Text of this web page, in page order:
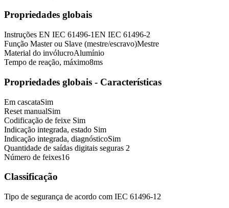
Propriedades globais
Instruções EN IEC 61496-1EN IEC 61496-2
Função Master ou Slave (mestre/escravo)Mestre
Material do invólucroAlumínio
Tempo de reação, máximo8ms
Propriedades globais - Características
Em cascataSim
Reset manualSim
Codificação de feixe Sim
Indicação integrada, estado Sim
Indicação integrada, diagnósticoSim
Quantidade de saídas digitais seguras 2
Número de feixes16
Classificação
Tipo de segurança de acordo com IEC 61496-1 2